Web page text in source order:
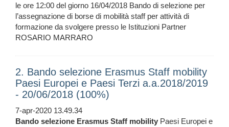
le ore 12:00 del giorno 16/04/2018 Bando di selezione per
l’assegnazione di borse di mobilità staff per attività di
formazione da svolgere presso le Istituzioni Partner
ROSARIO MARRARO
2. Bando selezione Erasmus Staff mobility
Paesi Europei e Paesi Terzi a.a.2018/2019
- 20/06/2018 (100%)
7-apr-2020 13.49.34
Bando selezione Erasmus Staff mobility Paesi Europei e